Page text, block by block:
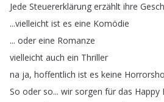
Jede Steuererklärung erzählt ihre
...vielleicht ist es eine Komödie
... oder eine Romanze
vielleicht auch ein Thriller
na ja, hoffentlich ist es keine
So oder so... wir sorgen für das Happy